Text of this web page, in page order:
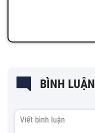
BÌNH LUẬN